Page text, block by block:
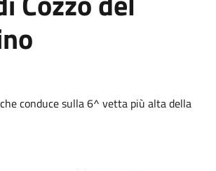
conduce sulla 6^ vetta più alta della